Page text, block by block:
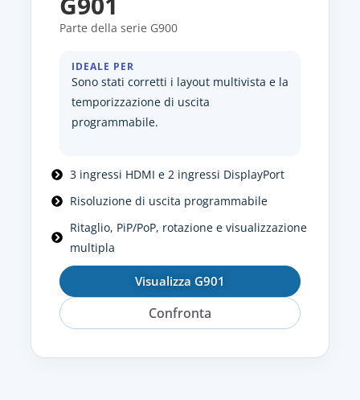
Parte della serie G900
IDEALE PER
Sono stati corretti i layout multivista e la
temporizzazione di uscita
programmabile.
3 ingressi HDMI e 2 ingressi DisplayPort
Risoluzione di uscita programmabile
Ritaglio, PiP/PoP, rotazione e visualizzazione
multipla
Visualizza G901
Confronta